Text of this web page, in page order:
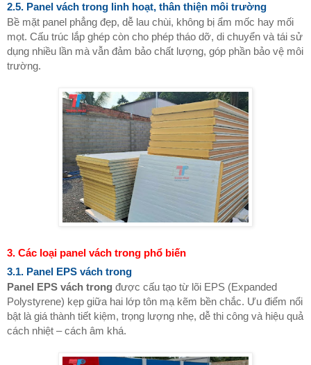
2.5. Panel vách trong linh hoạt, thân thiện môi trường
Bề mặt panel phẳng đẹp, dễ lau chùi, không bị ẩm mốc hay mối
mọt. Cấu trúc lắp ghép còn cho phép tháo dỡ, di chuyển và tái sử
dụng nhiều lần mà vẫn đảm bảo chất lượng, góp phần bảo vệ môi
trường.
3. Các loại panel vách trong phổ biến
3.1. Panel EPS vách trong
Panel EPS vách trong được cấu tạo từ lõi EPS (Expanded
Polystyrene) kẹp giữa hai lớp tôn mạ kẽm bền chắc. Ưu điểm nổi
bật là giá thành tiết kiệm, trọng lượng nhẹ, dễ thi công và hiệu quả
cách nhiệt – cách âm khá.